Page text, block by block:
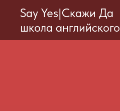
Say Yes|Скажи Да
школа английского